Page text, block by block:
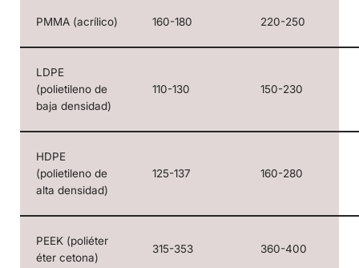
PMMA (acrílico) 160-180 220-250
LDPE
(polietileno de
baja densidad)
110-130 150-230
HDPE
(polietileno de
alta densidad)
125-137 160-280
PEEK (poliéter
éter cetona)
315-353 360-400